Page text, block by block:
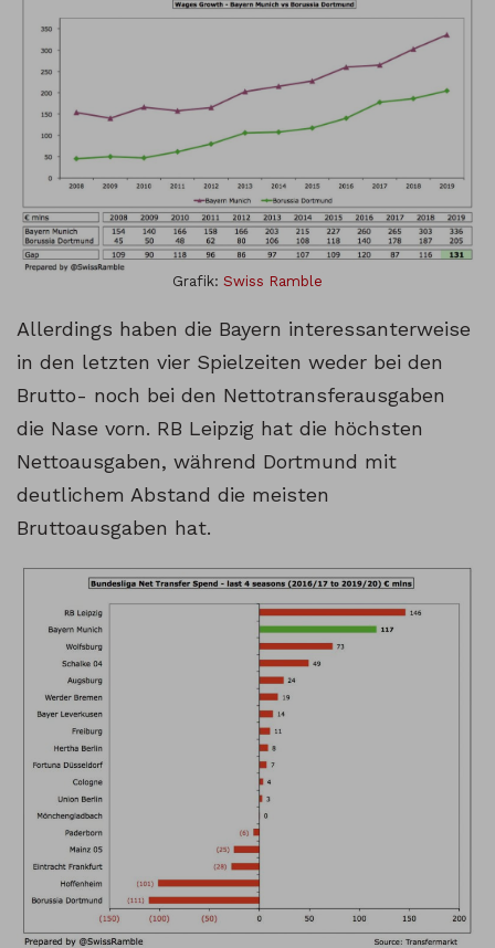
Grafik: Swiss Ramble
Allerdings haben die Bayern interessanterweise
in den letzten vier Spielzeiten weder bei den
Brutto- noch bei den Nettotransferausgaben
die Nase vorn. RB Leipzig hat die höchsten
Nettoausgaben, während Dortmund mit
deutlichem Abstand die meisten
Bruttoausgaben hat.